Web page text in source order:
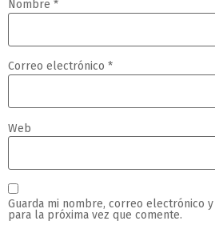
Nombre *
Correo electrónico *
Web
Guarda mi nombre, correo electrónico
para la próxima vez que comente.